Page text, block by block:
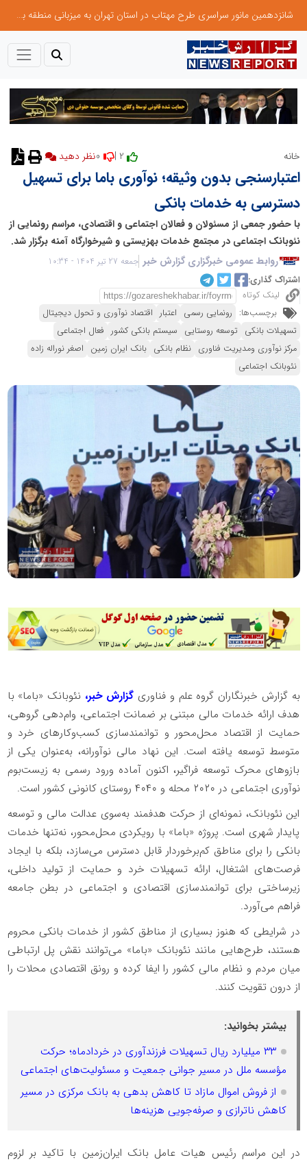
شانزدهمین مانور سراسری طرح مهتاب در استان تهران به میزبانی منطقه برق لواسان
خانه نظر دهید
اعتبارسنجی بدون وثیقه؛ نوآوری باما برای تسهیل
دسترسی به خدمات بانکی
با حضور جمعی از مسئولان و فعالان اجتماعی و اقتصادی، مراسم رونمایی از
نئوبانک اجتماعی در مجتمع خدمات بهزیستی و شیرخوارگاه آمنه برگزار شد.
روابط عمومی خبرگزاری گزارش خبر جمعه 27 تیر 1404 - 10:34
اشتراک گذاری:
لینک کوتاه
برچسب‌ها: رونمایی رسمی اعتبار اقتصاد نوآوری و تحول دیجیتال
تسهیلات بانکی توسعه روستایی سیستم بانکی کشور فعال اجتماعی
مرکز نوآوری ومدیریت فناوری نظام بانکی بانک ایران زمین اصغر نوراله زاده
نئوبانک اجتماعی
به گزارش خبرنگاران گروه علم و فناوری گزارش خبر، نئوبانک «باما» با
هدف ارائه خدمات مالی مبتنی بر ضمانت اجتماعی، وام‌دهی گروهی،
حمایت از اقتصاد محل‌محور و توانمندسازی کسب‌وکارهای خرد و
متوسط توسعه یافته است. این نهاد مالی نوآورانه، به‌عنوان یکی از
بازوهای محرک توسعه فراگیر، اکنون آماده ورود رسمی به زیست‌بوم
نوآوری اجتماعی در ۲۰۲۰ محله و ۴۰۴۰ روستای کانونی کشور است.
این نئوبانک، نمونه‌ای از حرکت هدفمند به‌سوی عدالت مالی و توسعه
پایدار شهری است. پروژه «باما» با رویکردی محل‌محور، نه‌تنها خدمات
بانکی را برای مناطق کم‌برخوردار قابل دسترس می‌سازد، بلکه با ایجاد
فرصت‌های اشتغال، ارائه تسهیلات خرد و حمایت از تولید داخلی،
زیرساختی برای توانمندسازی اقتصادی و اجتماعی در بطن جامعه
فراهم می‌آورد.
در شرایطی که هنوز بسیاری از مناطق کشور از خدمات بانکی محروم
هستند، طرح‌هایی مانند نئوبانک «باما» می‌توانند نقش پل ارتباطی
میان مردم و نظام مالی کشور را ایفا کرده و رونق اقتصادی محلات را
از درون تقویت کنند.
بیشتر بخوانید:
۳۳ میلیارد ریال تسهیلات فرزندآوری در خردادماه؛ حرکت
مؤسسه ملل در مسیر جوانی جمعیت و مسئولیت‌های اجتماعی
از فروش اموال مازاد تا کاهش بدهی به بانک مرکزی در مسیر
کاهش ناترازی و صرفه‌جویی هزینه‌ها
در این مراسم رئیس هیات عامل بانک ایران‌زمین با تاکید بر لزوم